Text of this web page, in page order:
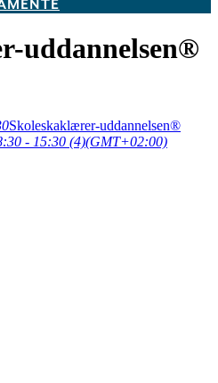
uddannelsen®
Skoleskaklærer-uddannelsen®
- 15:30 (4)(GMT+02:00)